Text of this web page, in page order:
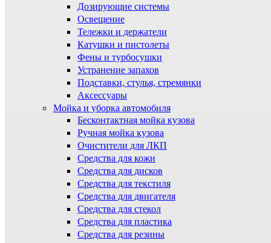
Дозирующие системы
Освещение
Тележки и держатели
Катушки и пистолеты
Фены и турбосушки
Устранение запахов
Подставки, стулья, стремянки
Аксессуары
Мойка и уборка автомобиля
Бесконтактная мойка кузова
Ручная мойка кузова
Очистители для ЛКП
Средства для кожи
Средства для дисков
Средства для текстиля
Средства для двигателя
Средства для стекол
Средства для пластика
Средства для резины